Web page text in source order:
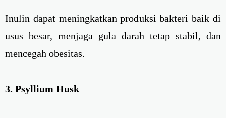
Inulin dapat meningkatkan produksi bakteri baik di
usus besar, menjaga gula darah tetap stabil, dan
mencegah obesitas.
3. Psyllium Husk